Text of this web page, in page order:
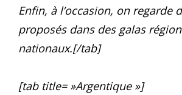
Enfin, à l’occasion, on regarde
proposés dans des galas
nationaux.[/tab]
[tab title= »Argentique »]